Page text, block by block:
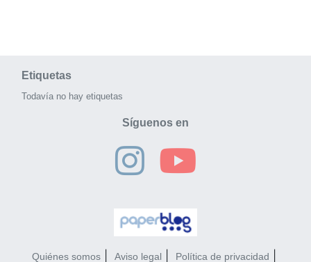
Etiquetas
Todavía no hay etiquetas
Síguenos en
Quiénes somos Aviso legal Política de privacidad